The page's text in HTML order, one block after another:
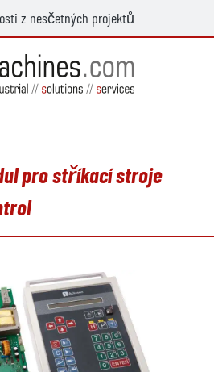
z nesčetných projektů
pro stříkací stroje